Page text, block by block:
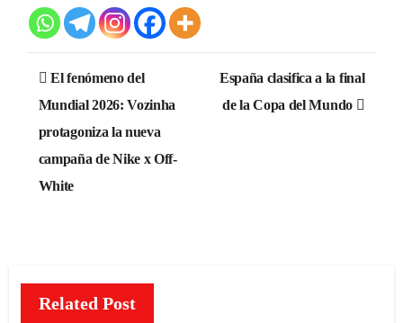
Navegación
de
entradas
El fenómeno del
Mundial 2026: Vozinha
protagoniza la nueva
campaña de Nike x Off-
White
España clasifica a la final
de la Copa del Mundo
Related Post